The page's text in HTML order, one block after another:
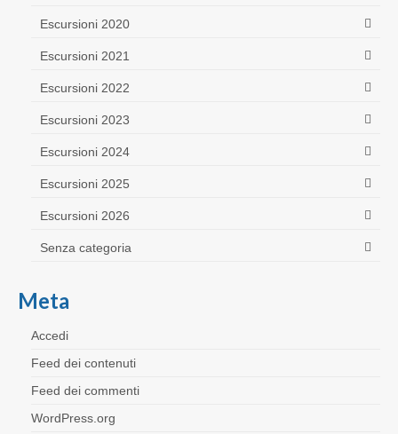
Escursioni 2020
Escursioni 2021
Escursioni 2022
Escursioni 2023
Escursioni 2024
Escursioni 2025
Escursioni 2026
Senza categoria
Meta
Accedi
Feed dei contenuti
Feed dei commenti
WordPress.org